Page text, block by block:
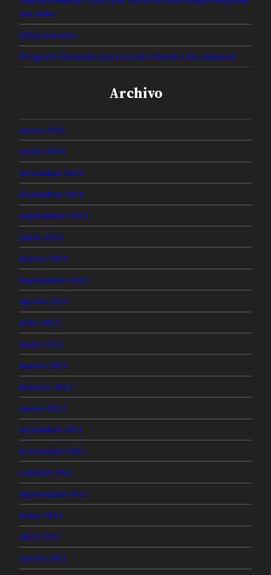
sin alma
(H)ay amores…
Droguito llorando por el novio frente a las cámaras
Archivo
enero 2021
enero 2020
diciembre 2019
diciembre 2018
septiembre 2013
junio 2013
marzo 2013
septiembre 2012
agosto 2012
julio 2012
mayo 2012
marzo 2012
febrero 2012
enero 2012
diciembre 2011
noviembre 2011
octubre 2011
septiembre 2011
junio 2011
abril 2011
marzo 2011